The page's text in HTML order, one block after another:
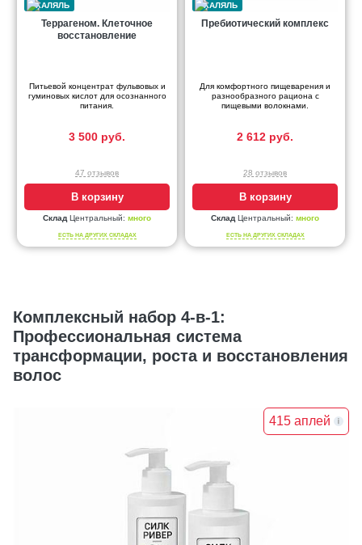
Террагеном. Клеточное
восстановление
Питьевой концентрат фульвовых и
гуминовых кислот для осознанного
питания.
3 500 руб.
47 отзывов
В корзину
Склад Центральный: много
ЕСТЬ НА ДРУГИХ СКЛАДАХ
Пребиотический комплекс
Для комфортного пищеварения и
разнообразного рациона с
пищевыми волокнами.
2 612 руб.
28 отзывов
В корзину
Склад Центральный: много
ЕСТЬ НА ДРУГИХ СКЛАДАХ
Комплексный набор 4-в-1:
Профессиональная система
трансформации, роста и восстановления
волос
415 аплей